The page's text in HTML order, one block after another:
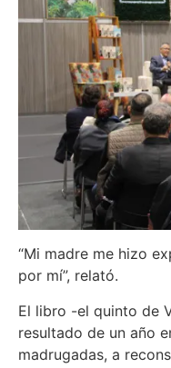
“Mi madre me hizo
por mí”, relató.
El libro -el quinto de
resultado de un año
madrugadas, a